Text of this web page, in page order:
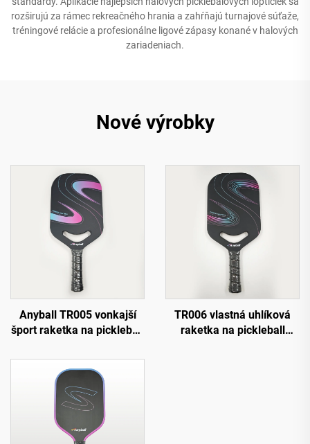
rozširujú za rámec rekreačného hrania a zahŕňajú turnajové súťaže,
tréningové relácie a profesionálne ligové zápasy konané v halových
zariadeniach.
Nové výrobky
Anyball TR005 vonkajší
šport raketka na pickleball
vlastným logom
certifikované USAPA
termoformované PP
hniezdo
TR006 vlastná uhlíková
raketka na pickleball